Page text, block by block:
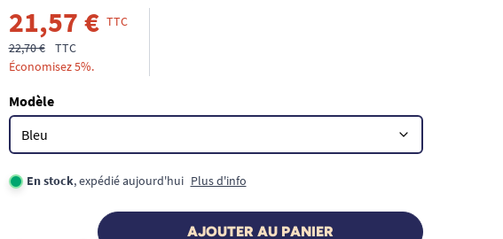
21,57 € TTC
22,70 €
TTC
Économisez 5%.
Modèle
En stock, expédié aujourd'hui Plus d'info
AJOUTER AU PANIER